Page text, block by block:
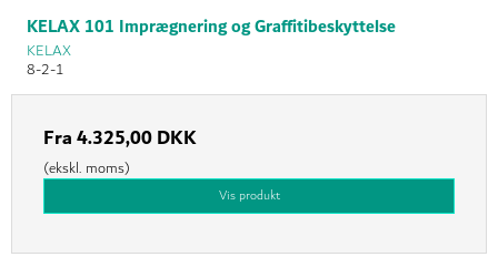
KELAX 101 Imprægnering og Graffitibeskyttelse
KELAX
8-2-1
Fra4.325,00 DKK
(ekskl. moms)
Vis produkt